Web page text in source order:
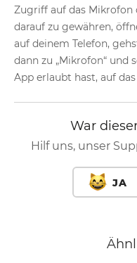
Zugriff auf das Mikrofon
darauf zu gewähren,
auf deinem Telefon,
dann zu „Mikrofon“ und
App erlaubt hast, auf
War
Hilf uns, unser
JA